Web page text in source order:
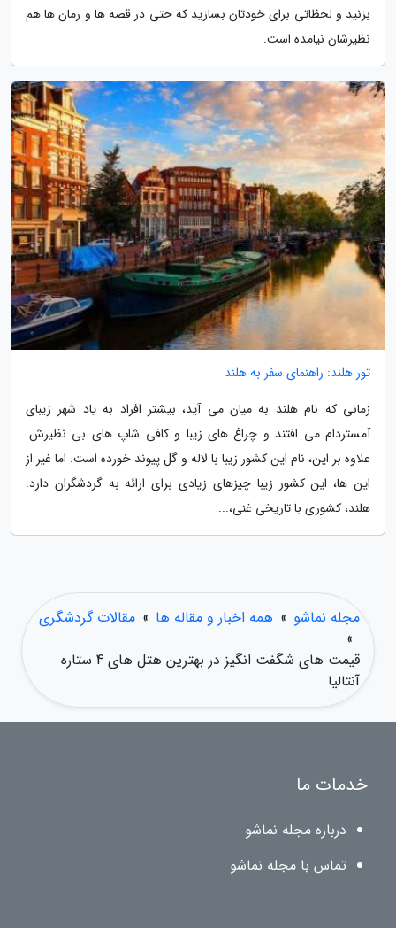
بزنید و لحظاتی برای خودتان بسازید که حتی در قصه ها و رمان ها هم
نظیرشان نیامده است.
تور هلند: راهنمای سفر به هلند
زمانی که نام هلند به میان می آید، بیشتر افراد به یاد شهر زیبای
آمستردام می افتند و چراغ های زیبا و کافی شاپ های بی نظیرش.
علاوه بر این، نام این کشور زیبا با لاله و گل پیوند خورده است. اما غیر از
این ها، این کشور زیبا چیزهای زیادی برای ارائه به گردشگران دارد.
هلند، کشوری با تاریخی غنی،...
مجله نماشو » همه اخبار و مقاله ها » مقالات گردشگری
»
قیمت های شگفت انگیز در بهترین هتل های 4 ستاره
آنتالیا
خدمات ما
درباره مجله نماشو
تماس با مجله نماشو